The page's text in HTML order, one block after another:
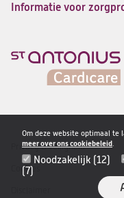
Om deze website optimaal te
meer over ons cookiebeleid.
Noodzakelijk (12)
(7)
Informatie voor
Disclaimer
navigatie
Privacy & veiligheid
Cookies